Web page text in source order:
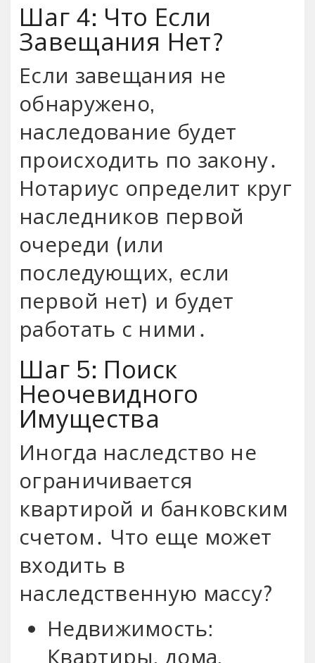
Шаг 4: Что Если
Завещания Нет?
Если завещания не
обнаружено,
наследование будет
происходить по закону․
Нотариус определит круг
наследников первой
очереди (или
последующих, если
первой нет) и будет
работать с ними․
Шаг 5: Поиск
Неочевидного
Имущества
Иногда наследство не
ограничивается
квартирой и банковским
счетом․ Что еще может
входить в
наследственную массу?
Недвижимость:
Квартиры, дома,